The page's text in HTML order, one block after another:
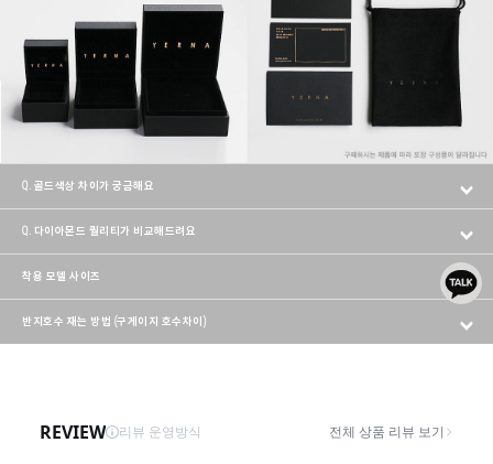
Q. 골드색상 차이가 궁금해요
Q. 다이아몬드 퀄리티가 비교해드려요
착용 모델 사이즈
반지호수 재는 방법 (구게이지 호수차이)